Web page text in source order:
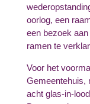
oorlog, een
een bezoek
ramen te
Voor het
Gemeentehuis,
acht glas-in-